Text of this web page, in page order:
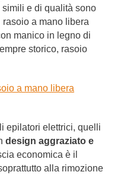
simili e di qualità sono
a mano libera
manico in legno di
storico, rasoio
a mano libera
epilatori elettrici, quelli
design aggraziato e
economica è il
alla rimozione